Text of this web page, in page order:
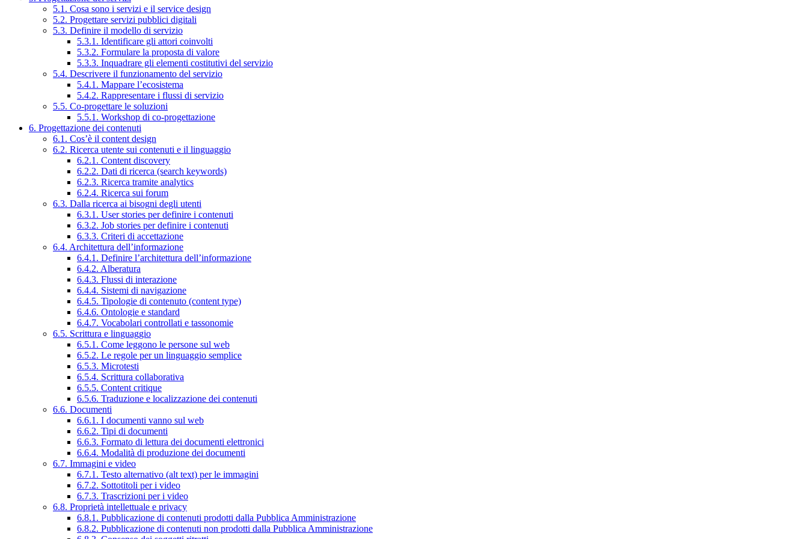
5.1. Cosa sono i servizi e il service design
5.2. Progettare servizi pubblici digitali
5.3. Definire il modello di servizio
5.3.1. Identificare gli attori coinvolti
5.3.2. Formulare la proposta di valore
5.3.3. Inquadrare gli elementi costitutivi del servizio
5.4. Descrivere il funzionamento del servizio
5.4.1. Mappare l’ecosistema
5.4.2. Rappresentare i flussi di servizio
5.5. Co-progettare le soluzioni
5.5.1. Workshop di co-progettazione
6. Progettazione dei contenuti
6.1. Cos’è il content design
6.2. Ricerca utente sui contenuti e il linguaggio
6.2.1. Content discovery
6.2.2. Dati di ricerca (search keywords)
6.2.3. Ricerca tramite analytics
6.2.4. Ricerca sui forum
6.3. Dalla ricerca ai bisogni degli utenti
6.3.1. User stories per definire i contenuti
6.3.2. Job stories per definire i contenuti
6.3.3. Criteri di accettazione
6.4. Architettura dell’informazione
6.4.1. Definire l’architettura dell’informazione
6.4.2. Alberatura
6.4.3. Flussi di interazione
6.4.4. Sistemi di navigazione
6.4.5. Tipologie di contenuto (content type)
6.4.6. Ontologie e standard
6.4.7. Vocabolari controllati e tassonomie
6.5. Scrittura e linguaggio
6.5.1. Come leggono le persone sul web
6.5.2. Le regole per un linguaggio semplice
6.5.3. Microtesti
6.5.4. Scrittura collaborativa
6.5.5. Content critique
6.5.6. Traduzione e localizzazione dei contenuti
6.6. Documenti
6.6.1. I documenti vanno sul web
6.6.2. Tipi di documenti
6.6.3. Formato di lettura dei documenti elettronici
6.6.4. Modalità di produzione dei documenti
6.7. Immagini e video
6.7.1. Testo alternativo (alt text) per le immagini
6.7.2. Sottotitoli per i video
6.7.3. Trascrizioni per i video
6.8. Proprietà intellettuale e privacy
6.8.1. Pubblicazione di contenuti prodotti dalla Pubblica Amministrazione
6.8.2. Pubblicazione di contenuti non prodotti dalla Pubblica Amministrazione